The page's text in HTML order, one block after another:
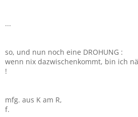
...
so, und nun noch eine DROHUNG :
wenn nix dazwischenkommt, bin ich
!
mfg. aus K am R,
f.